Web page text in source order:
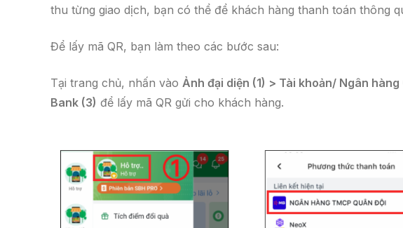
thu từng giao dịch, bạn có thể để khách hàng thanh toán thông
Để lấy mã QR, bạn làm theo các bước sau:
Tại trang chủ, nhấn vào Ảnh đại diện (1) > Tài khoản/ Ngân
Bank (3) để lấy mã QR gửi cho khách hàng.